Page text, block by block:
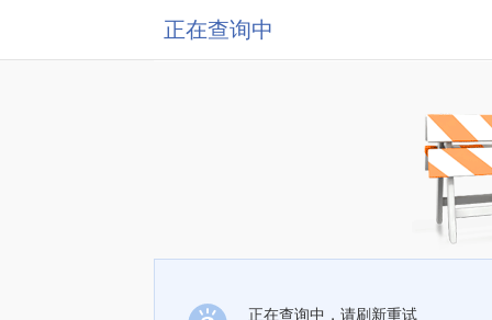
正在查询中
正在查询中，请刷新重试